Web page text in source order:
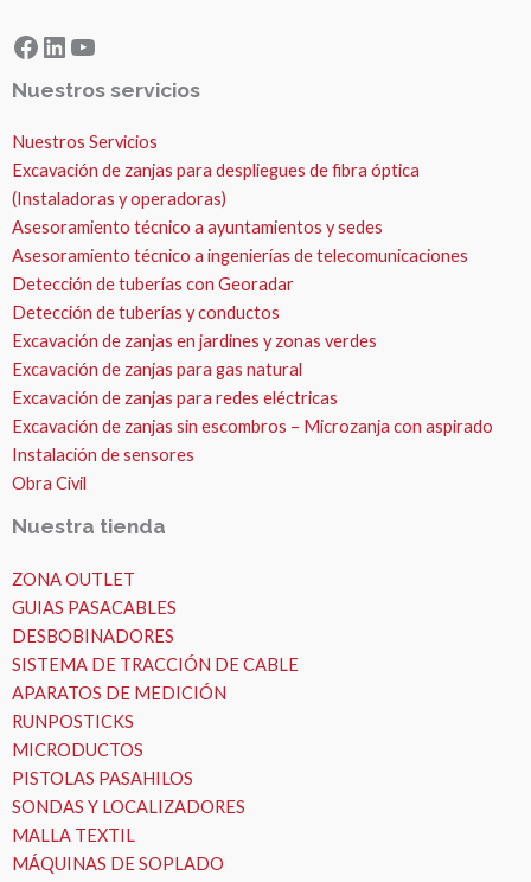
Facebook
LinkedIn
YouTube
Nuestros servicios
Nuestros Servicios
Excavación de zanjas para despliegues de fibra óptica
(Instaladoras y operadoras)
Asesoramiento técnico a ayuntamientos y sedes
Asesoramiento técnico a ingenierías de telecomunicaciones
Detección de tuberías con Georadar
Detección de tuberías y conductos
Excavación de zanjas en jardines y zonas verdes
Excavación de zanjas para gas natural
Excavación de zanjas para redes eléctricas
Excavación de zanjas sin escombros – Microzanja con aspirado
Instalación de sensores
Obra Civil
Nuestra tienda
ZONA OUTLET
GUIAS PASACABLES
DESBOBINADORES
SISTEMA DE TRACCIÓN DE CABLE
APARATOS DE MEDICIÓN
RUNPOSTICKS
MICRODUCTOS
PISTOLAS PASAHILOS
SONDAS Y LOCALIZADORES
MALLA TEXTIL
MÁQUINAS DE SOPLADO